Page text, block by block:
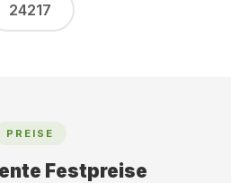
24217
PREISE
Festpreise